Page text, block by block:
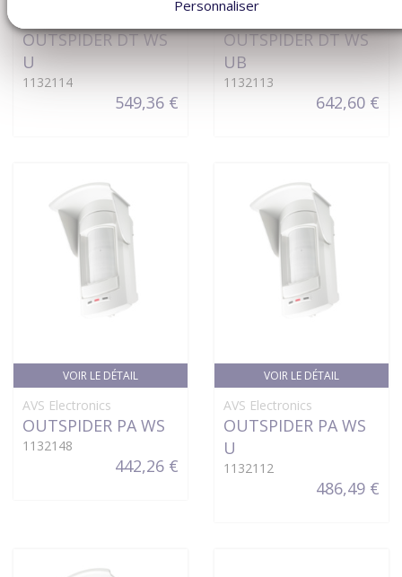
OUTSPIDER DT WS
U
1132114
549,36 €
OUTSPIDER DT WS
UB
1132113
642,60 €
VOIR LE DÉTAIL
AVS Electronics
OUTSPIDER PA WS
1132148
442,26 €
VOIR LE DÉTAIL
AVS Electronics
OUTSPIDER PA WS
U
1132112
486,49 €
Personnaliser